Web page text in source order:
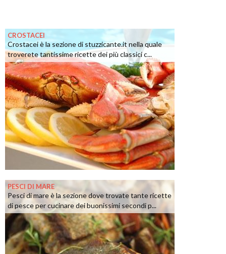
CROSTACEI
Crostacei è la sezione di stuzzicante.it nella quale
troverete tantissime ricette dei più classici c...
PESCI DI MARE
Pesci di mare è la sezione dove trovate tante ricette
di pesce per cucinare dei buonissimi secondi p...